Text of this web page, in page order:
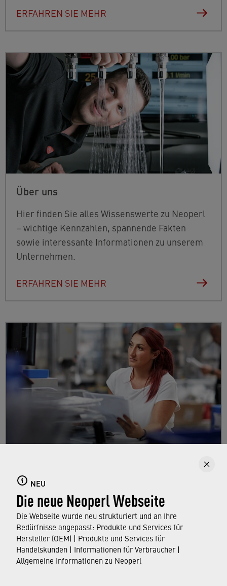
NEU
Die neue Neoperl Webseite
Die Webseite wurde neu strukturiert und an Ihre
Bedürfnisse angepasst: Produkte und Services für
Hersteller (OEM) | Produkte und Services für
Handelskunden | Informationen für Verbraucher |
Allgemeine Informationen zu Neoperl
ERFAHREN SIE MEHR
Über uns
Hier finden Sie alles Wissenswerte zu Neoperl
– wichtige Kennzahlen, spannende Fakten
sowie interessante Informationen zu unserem
Unternehmen.
ERFAHREN SIE MEHR
Informieren Sie sich über die vielfältigen
Möglichkeiten, die Neoperl als Arbeitgeber für
Berufseinsteiger, Schüler, Studenten und
Professionals bietet.
ERFAHREN SIE MEHR